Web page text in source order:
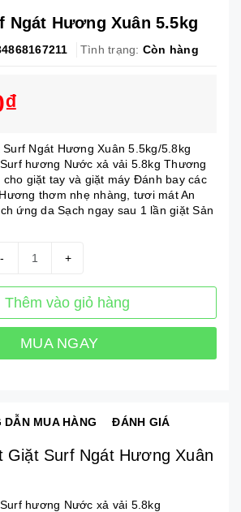
Ngát Hương Xuân 5.5kg
Tình trạng: Còn hàng
Ngát Hương Xuân 5.5kg/5.8kg
hương Nước xả vải 5.8kg Thương
cho giặt tay và giặt máy Đánh bay các
thơm nhẹ nhàng, tươi mát An
ứng da Sạch ngay sau 1 lần giặt Sản
+
-
Thêm vào giỏ hàng
MUA NGAY
DẪN MUA HÀNG ĐÁNH GIÁ
Giặt Surf Ngát Hương Xuân
hương Nước xả vải 5.8kg